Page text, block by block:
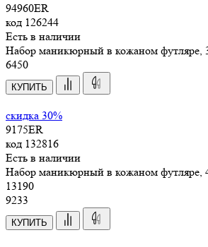
94960ER
код 126244
Есть в наличии
Набор маникюрный в кожаном футляре,
6450
КУПИТЬ
скидка 30%
9175ER
код 132816
Есть в наличии
Набор маникюрный в кожаном футляре,
13190
9233
КУПИТЬ